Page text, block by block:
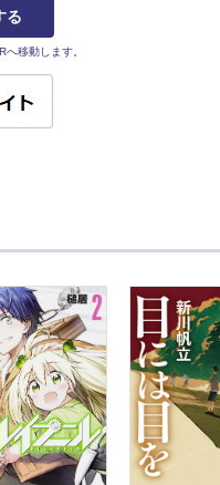
る
移動します。